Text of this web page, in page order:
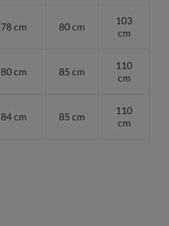
78 cm 80 cm
103
cm
80 cm 85 cm
110
cm
84 cm 85 cm
110
cm